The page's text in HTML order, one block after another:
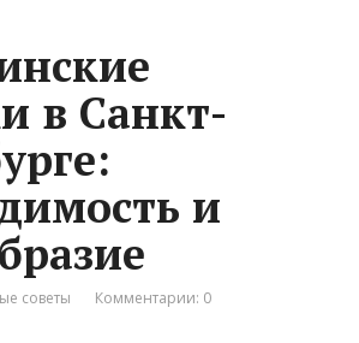
в Санкт-
и
советы Комментарии: 0